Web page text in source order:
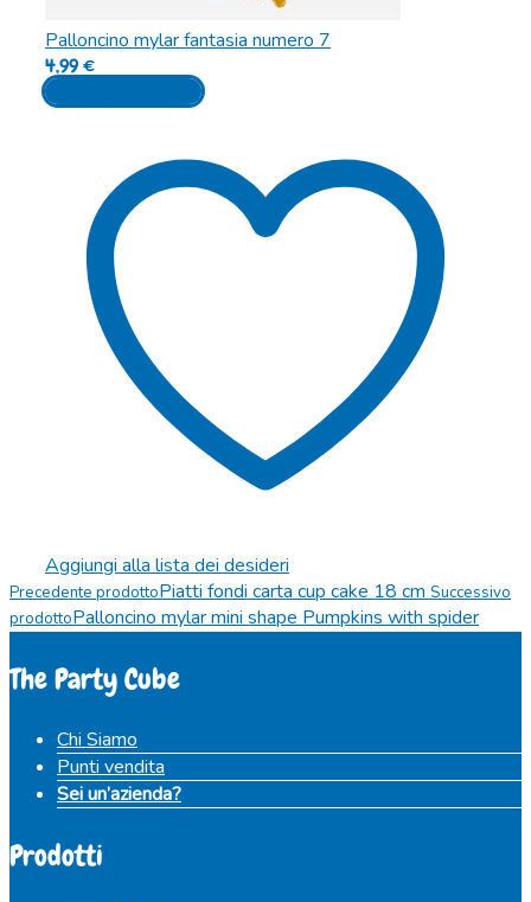
Palloncino mylar fantasia numero 7
4,99€
Aggiungi al carrello
Aggiungi alla lista dei desideri
Precedente prodottoPiatti fondi carta cup cake 18 cm Successivo
prodottoPalloncino mylar mini shape Pumpkins with spider
The Party Cube
Chi Siamo
Punti vendita
Sei un’azienda?
Prodotti